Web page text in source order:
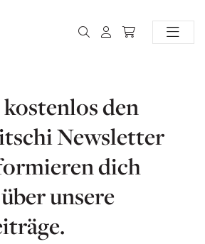
den
Newsletter
dich
unsere